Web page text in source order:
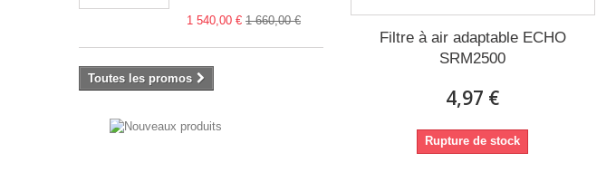
1 540,00 € 1 660,00 €
Toutes les promos
Filtre à air adaptable ECHO
SRM2500
4,97 €
Rupture de stock